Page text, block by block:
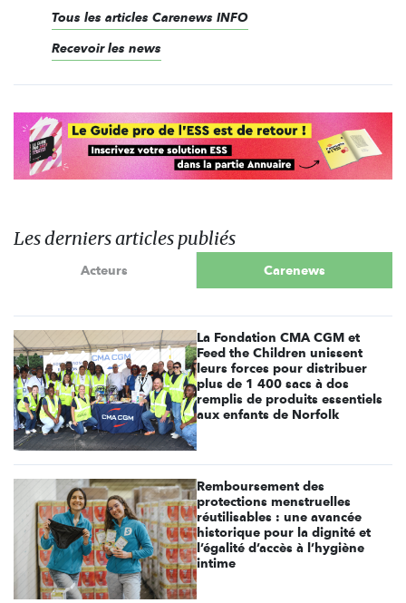
Tous les articles Carenews INFO
Recevoir les news
Les derniers articles publiés
Acteurs Carenews
La Fondation CMA CGM et
Feed the Children unissent
leurs forces pour distribuer
plus de 1 400 sacs à dos
remplis de produits essentiels
aux enfants de Norfolk
Remboursement des
protections menstruelles
réutilisables : une avancée
historique pour la dignité et
l’égalité d’accès à l’hygiène
intime